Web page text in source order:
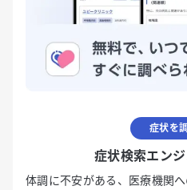
症状を
症状検索エンジ
体調に不安がある、医療機関